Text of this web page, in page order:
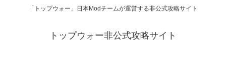
「トップウォー」日本Modチームが運営する非公式攻略サイト
トップウォー非公式攻略サイト